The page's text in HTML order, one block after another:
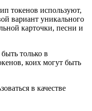
токенов используют,
вариант уникального
карточки, песни и
только в
коих могут быть
в качестве